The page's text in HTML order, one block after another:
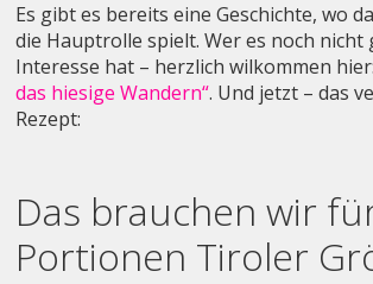
Es gibt es bereits eine Geschichte, wo
die Hauptrolle spielt. Wer es noch nicht
Interesse hat – herzlich wilkommen
das hiesige Wandern“. Und jetzt – das
Rezept:
Das brauchen wir
Portionen Tiroler